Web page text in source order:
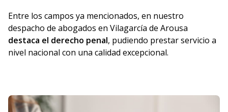
Entre los campos ya mencionados, en nuestro
despacho de abogados en Vilagarcía de Arousa
destaca el derecho penal, pudiendo prestar servicio a
nivel nacional con una calidad excepcional.